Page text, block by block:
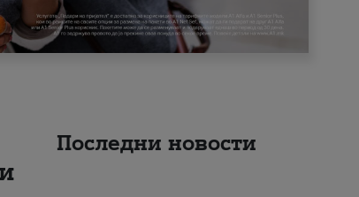
Последни новости